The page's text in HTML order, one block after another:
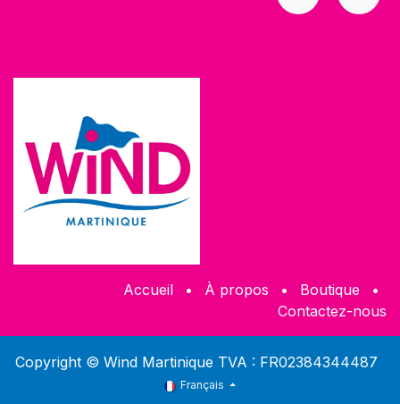
Accueil • À propos • ​Boutique
•
Contactez-nous
Copyright © Wind Martinique TVA : FR02384344487
Français